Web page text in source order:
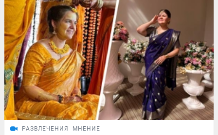
РАЗВЛЕЧЕНИЯ МНЕНИЕ